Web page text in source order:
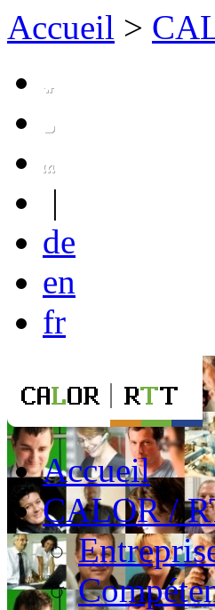
Accueil >
|
de
en
fr
Accueil
CALOR /